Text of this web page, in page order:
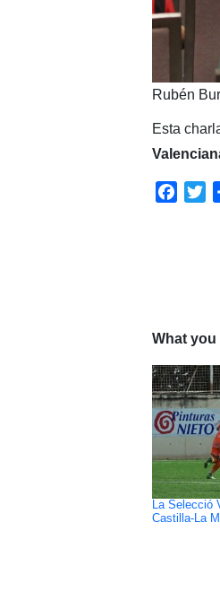
Rubén
Esta
What you
La Selecció
Castilla-La